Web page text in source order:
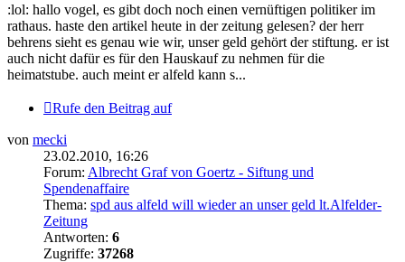
:lol: hallo vogel, es gibt doch noch einen vernüftigen politiker im
rathaus. haste den artikel heute in der zeitung gelesen? der herr
behrens sieht es genau wie wir, unser geld gehört der stiftung. er ist
auch nicht dafür es für den Hauskauf zu nehmen für die
heimatstube. auch meint er alfeld kann s...
Rufe den Beitrag auf
von mecki
23.02.2010, 16:26
Forum: Albrecht Graf von Goertz - Siftung und
Spendenaffaire
Thema: spd aus alfeld will wieder an unser geld lt.Alfelder-
Zeitung
Antworten: 6
Zugriffe: 37268